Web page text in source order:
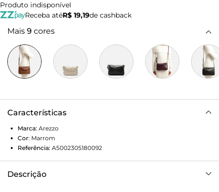
Produto indisponível
Receba atéR$ 19,19de cashback
Mais 9 cores
Características
Marca: Arezzo
Cor: Marrom
Referência: A5002305180092
Descrição